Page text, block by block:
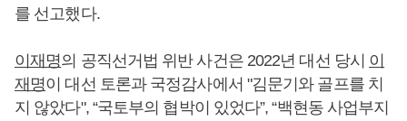
를 선고했다.
이재명의 공직선거법 위반 사건은 2022년 대선 당시 이
재명이 대선 토론과 국정감사에서 "김문기와 골프를 치
지 않았다", “국토부의 협박이 있었다”, “백현동 사업부지